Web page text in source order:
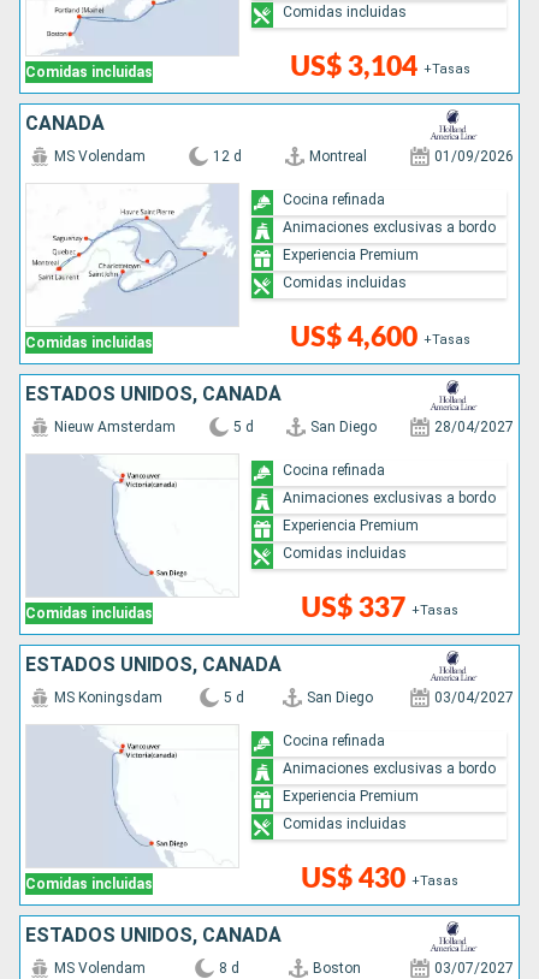
Comidas incluidas US$ 3,104 +Tasas
Comidas incluidas
CANADÁ
Comidas incluidas
MS Volendam 12 d Montreal 01/09/2026
US$ 4,600 +Tasas
Cocina refinada
Animaciones exclusivas a bordo
Experiencia Premium
Comidas incluidas
ESTADOS UNIDOS, CANADÁ
Comidas incluidas
Nieuw Amsterdam 5 d San Diego 28/04/2027
US$ 337 +Tasas
Cocina refinada
Animaciones exclusivas a bordo
Experiencia Premium
Comidas incluidas
ESTADOS UNIDOS, CANADÁ
Comidas incluidas
MS Koningsdam 5 d San Diego 03/04/2027
US$ 430 +Tasas
Cocina refinada
Animaciones exclusivas a bordo
Experiencia Premium
Comidas incluidas
ESTADOS UNIDOS, CANADÁ
MS Volendam 8 d Boston 03/07/2027